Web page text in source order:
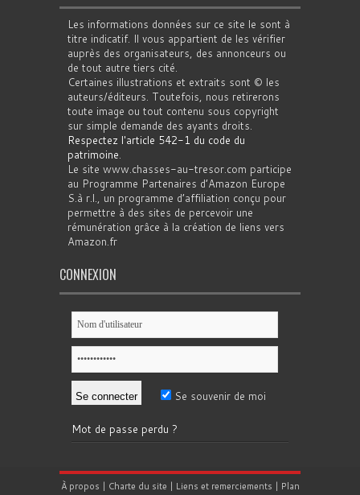
Les informations données sur ce site le sont à
titre indicatif. Il vous appartient de les vérifier
auprès des organisateurs, des annonceurs ou
de tout autre tiers cité.
Certaines illustrations et extraits sont © les
auteurs/éditeurs. Toutefois, nous retirerons
toute image ou tout contenu sous copyright
sur simple demande des ayants droits.
Respectez l'article 542-1 du code du
patrimoine.
Le site www.chasses-au-tresor.com participe
au Programme Partenaires d’Amazon Europe
S.à r.l., un programme d’affiliation conçu pour
permettre à des sites de percevoir une
rémunération grâce à la création de liens vers
Amazon.fr
CONNEXION
Se souvenir de moi
Mot de passe perdu ?
À propos | Charte du site | Liens et remerciements | Plan